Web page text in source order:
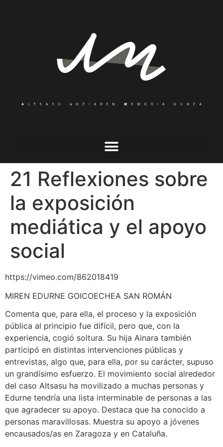
21 Reflexiones sobre
la exposición
mediática y el apoyo
social
https://vimeo.com/862018419
MIREN EDURNE GOICOECHEA SAN ROMÁN
Comenta que, para ella, el proceso y la exposición
pública al principio fue difícil, pero que, con la
experiencia, cogió soltura. Su hija Ainara también
participó en distintas intervenciones públicas y
entrevistas, algo que, para ella, por su carácter, supuso
un grandísimo esfuerzo. El movimiento social alrededor
del caso Altsasu ha movilizado a muchas personas y
Edurne tendría una lista interminable de personas a las
que agradecer su apoyo. Destaca que ha conocido a
personas maravillosas. Muestra su apoyo a jóvenes
encausados/as en Zaragoza y en Cataluña.